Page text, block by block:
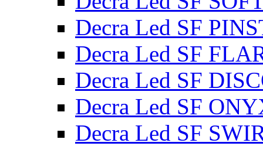
Decra Led SF
Decra Led SF
Decra Led SF
Decra Led SF
Decra Led SF